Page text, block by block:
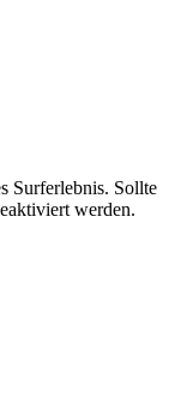
Surferlebnis. Sollte
werden.